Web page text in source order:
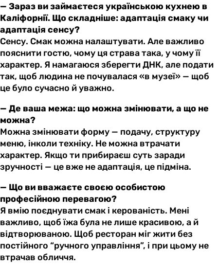
— Зараз ви займаєтеся українською кухнею в
Каліфорнії. Що складніше: адаптація смаку чи
адаптація сенсу?
Сенсу. Смак можна налаштувати. Але важливо
пояснити гостю, чому ця страва така, у чому її
характер. Я намагаюся зберегти ДНК, але подати
так, щоб людина не почувалася «в музеї» — щоб
це було сучасно й уважно.
— Де ваша межа: що можна змінювати, а що не
можна?
Можна змінювати форму — подачу, структуру
меню, інколи техніку. Не можна втрачати
характер. Якщо ти прибираєш суть заради
зручності — це вже не адаптація, це підміна.
— Що ви вважаєте своєю особистою
професійною перевагою?
Я вмію поєднувати смак і керованість. Мені
важливо, щоб їжа була не лише красивою, а й
відтворюваною. Щоб ресторан міг жити без
постійного “ручного управління”, і при цьому не
втрачав обличчя.